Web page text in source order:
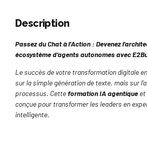
Description
Passez du Chat à l’Action : Devenez
écosystème d’agents autonomes avec
Le succès de votre transformation digitale
sur la simple génération de texte, mais sur
processus. Cetteformation IA agentique et
conçue pour transformer les leaders en
intelligente.